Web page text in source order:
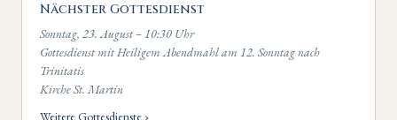
Nächster Gottesdienst
Sonntag, 23. August – 10:30 Uhr
Gottesdienst mit Heiligem Abendmahl am 12. Sonntag nach
Trinitatis
Kirche St. Martin
Weitere Gottesdienste ›